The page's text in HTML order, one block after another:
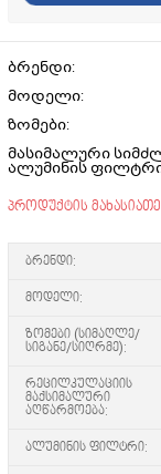
ბრენდი:
მოდელი:
ზომები:
მასიმალური
ალუმინის
პროდუქტის
ბრენდი:
მოდელი:
ზომები (სიმაღლე/
სიგანე/სიღრმე):
რეცილკულაციის
მაქსიმალური
აღწარმოება:
ალუმინის ფილტრი: